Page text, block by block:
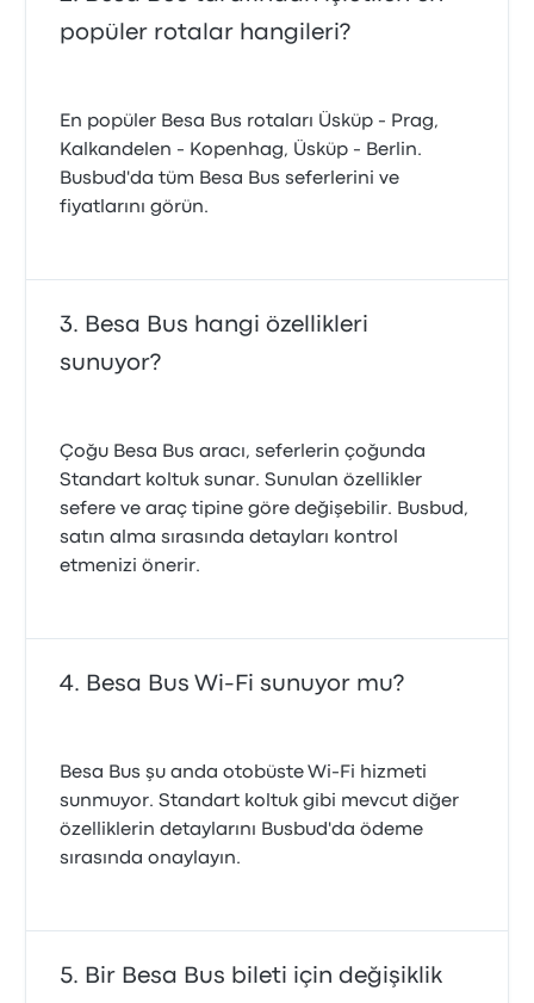
popüler rotalar hangileri?
En popüler Besa Bus rotaları Üsküp - Prag,
Kalkandelen - Kopenhag, Üsküp - Berlin.
Busbud'da tüm Besa Bus seferlerini ve
fiyatlarını görün.
Besa Bus hangi özellikleri
sunuyor?
Çoğu Besa Bus aracı, seferlerin çoğunda
Standart koltuk sunar. Sunulan özellikler
sefere ve araç tipine göre değişebilir. Busbud,
satın alma sırasında detayları kontrol
etmenizi önerir.
Besa Bus Wi-Fi sunuyor mu?
Besa Bus şu anda otobüste Wi‑Fi hizmeti
sunmuyor. Standart koltuk gibi mevcut diğer
özelliklerin detaylarını Busbud'da ödeme
sırasında onaylayın.
Bir Besa Bus bileti için değişiklik